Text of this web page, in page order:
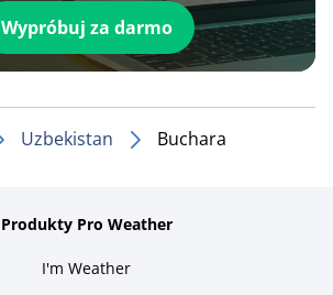
Wypróbuj za darmo
Uzbekistan Buchara
Produkty Pro Weather
I'm Weather